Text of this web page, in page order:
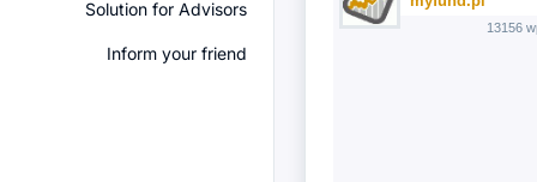
Solution for Advisors
Inform your friend
13156